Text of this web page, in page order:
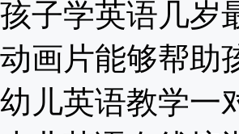
孩子学英语几岁
动画片能够帮助
幼儿英语教学一